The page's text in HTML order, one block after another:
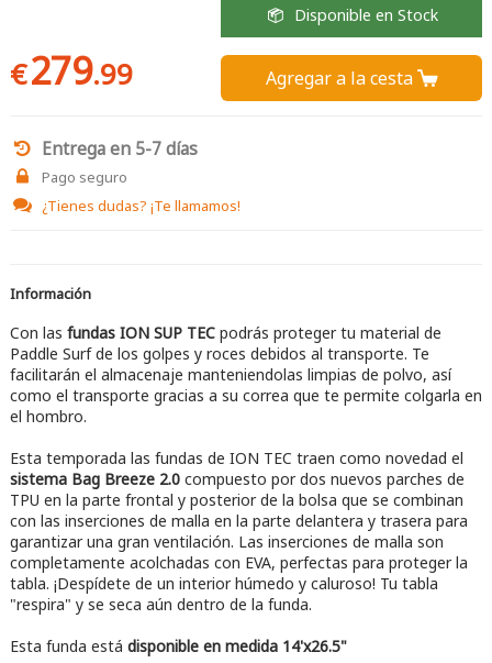
€279.99
Disponible en Stock
Agregar a la cesta 
Entrega en 5-7 días
Pago seguro
¿Tienes dudas? ¡Te llamamos!
Información
Con las fundas ION SUP TECpodrás proteger tu material de
Paddle Surf de los golpes y roces debidos al transporte. Te
facilitarán el almacenaje manteniendolas limpias de polvo, así
como el transporte gracias a su correa que te permite colgarla en
el hombro.
Esta temporada las fundas de ION TEC traen como novedad el
sistema Bag Breeze 2.0compuesto por dos nuevos parches de
TPU en la parte frontal y posterior de la bolsa que se combinan
con las inserciones de malla en la parte delantera y trasera para
garantizar una gran ventilación. Las inserciones de malla son
completamente acolchadas con EVA, perfectas para proteger la
tabla. ¡Despídete de un interior húmedo y caluroso! Tu tabla
"respira" y se seca aún dentro de la funda.
Esta funda está disponible en medida 14'x26.5"